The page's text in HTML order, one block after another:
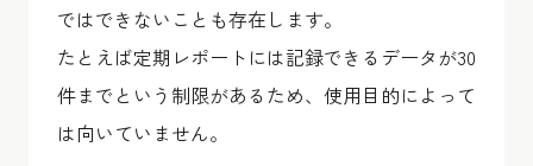
ではできないことも存在します。
たとえば定期レポートには記録できるデータが30
件までという制限があるため、使用目的によって
は向いていません。